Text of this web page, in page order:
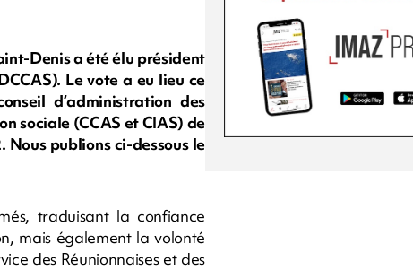
Denis a été élu président
Le vote a eu lieu ce
d’administration des
sociale (CCAS et CIAS) de
publions ci-dessous le
traduisant la confiance
mais également la volonté
des Réunionnaises et des